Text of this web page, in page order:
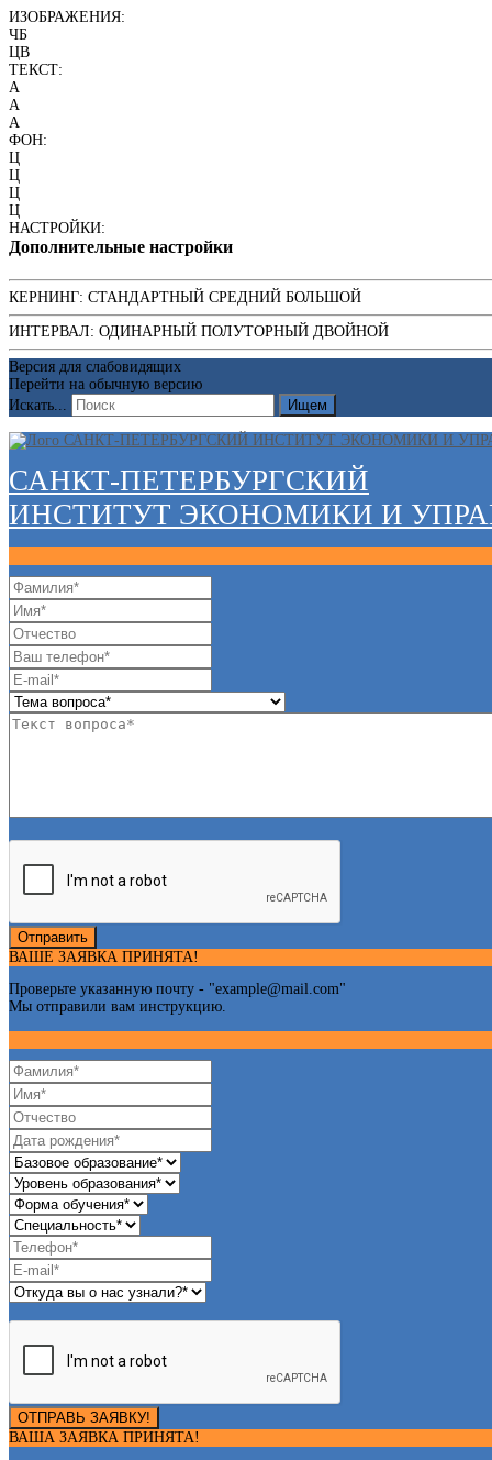
ИЗОБРАЖЕНИЯ:
ЧБ
ЦВ
ТЕКСТ:
A
A
A
ФОН:
Ц
Ц
Ц
Ц
НАСТРОЙКИ:
Дополнительные настройки
КЕРНИНГ: СТАНДАРТНЫЙ СРЕДНИЙ БОЛЬШОЙ
ИНТЕРВАЛ: ОДИНАРНЫЙ ПОЛУТОРНЫЙ ДВОЙНОЙ
Версия для слабовидящих
Перейти на обычную версию
Искать...
Ищем
САНКТ-ПЕТЕРБУРГСКИЙ
ИНСТИТУТ ЭКОНОМИКИ И
Отправить
ВАШЕ ЗАЯВКА ПРИНЯТА!
Проверьте указанную почту - "example@mail.com"
Мы отправили вам инструкцию.
ОТПРАВЬ ЗАЯВКУ!
ВАША ЗАЯВКА ПРИНЯТА!